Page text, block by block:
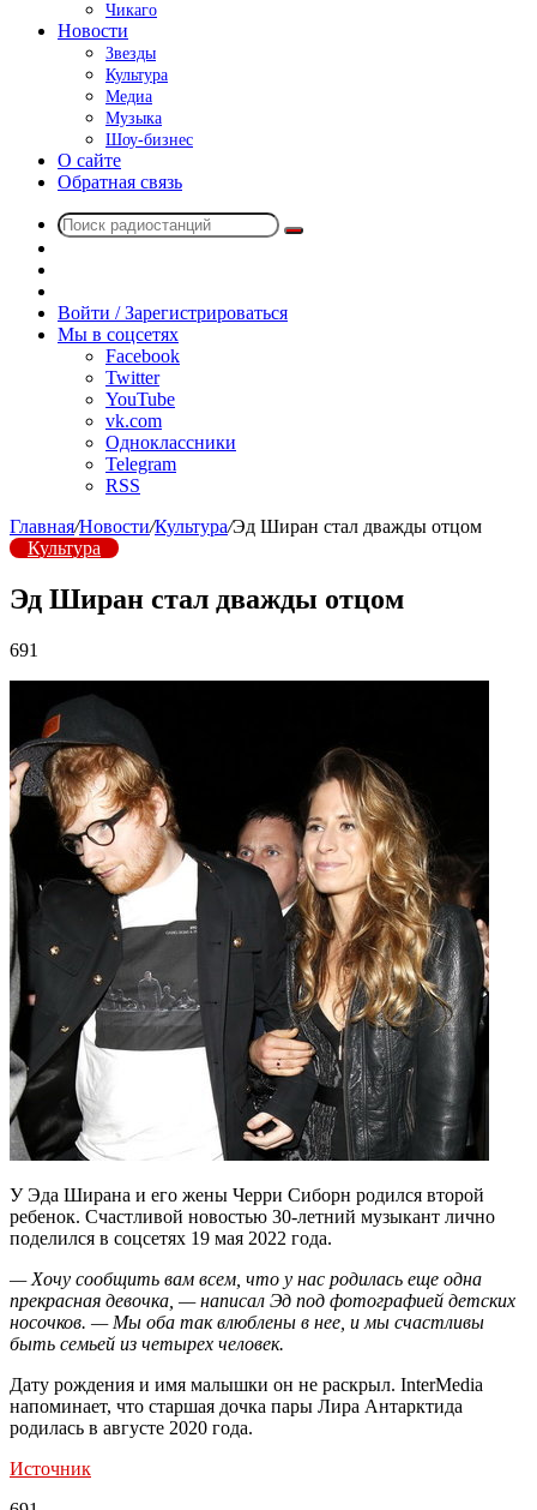
Чикаго
Новости
Звезды
Культура
Медиа
Музыка
Шоу-бизнес
О сайте
Обратная связь
Поиск
радио
Войти / Зарегистрироваться
Мы в соцсетях
Facebook
Twitter
YouTube
vk.com
Одноклассники
Telegram
RSS
Главная/Новости/Культура/Эд Ширан стал дважды отцом
Культура
Эд Ширан стал дважды отцом
691
У Эда Ширана и его жены Черри Сиборн родился второй
ребенок. Счастливой новостью 30-летний музыкант лично
поделился в соцсетях 19 мая 2022 года.
— Хочу сообщить вам всем, что у нас родилась еще одна
прекрасная девочка, — написал Эд под фотографией детских
носочков. — Мы оба так влюблены в нее, и мы счастливы
быть семьей из четырех человек.
Дату рождения и имя малышки он не раскрыл. InterMedia
напоминает, что старшая дочка пары Лира Антарктида
родилась в августе 2020 года.
Источник